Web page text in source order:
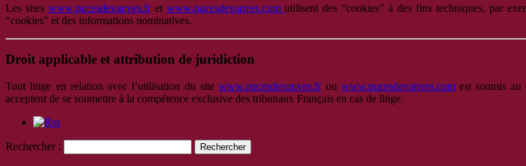
Les sites www.pucesdevanves.fret www.pucesdevanves.comutilisent des “cookies” à des fins techniques, par
“cookies” et des informations nominatives.
Droit applicable et attribution de juridiction
Tout litige en relation avec l’utilisation du sitewww.pucesdevanves.frou www.pucesdevanves.comest soumis au
acceptent de se soumettre à la compétence exclusive des tribunaux Français en cas de litige.
Rechercher :